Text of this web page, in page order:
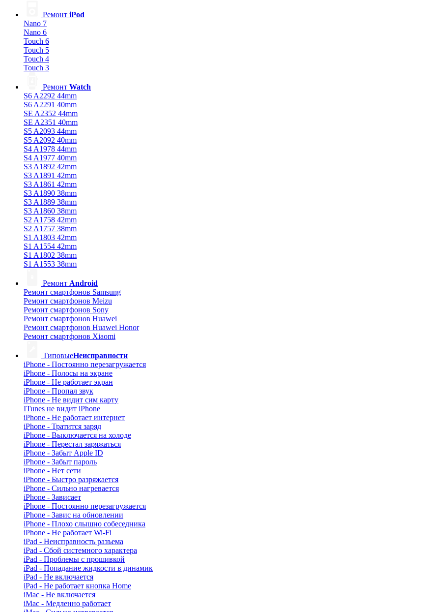
Ремонт iPod
Nano 7
Nano 6
Touch 6
Touch 5
Touch 4
Touch 3
Ремонт Watch
S6 A2292 44mm
S6 A2291 40mm
SE A2352 44mm
SE A2351 40mm
S5 A2093 44mm
S5 A2092 40mm
S4 A1978 44mm
S4 A1977 40mm
S3 A1892 42mm
S3 A1891 42mm
S3 A1861 42mm
S3 A1890 38mm
S3 A1889 38mm
S3 A1860 38mm
S2 A1758 42mm
S2 A1757 38mm
S1 A1803 42mm
S1 A1554 42mm
S1 A1802 38mm
S1 A1553 38mm
Ремонт Android
Ремонт смартфонов Samsung
Ремонт смартфонов Meizu
Ремонт смартфонов Sony
Ремонт смартфонов Huawei
Ремонт смартфонов Huawei Honor
Ремонт смартфонов Xiaomi
ТиповыеНеисправности
iPhone - Постоянно перезагружается
iPhone - Полосы на экране
iPhone - Не работает экран
iPhone - Пропал звук
iPhone - Не видит сим карту
ITunes не видит iPhone
iPhone - Не работает интернет
iPhone - Тратится заряд
iPhone - Выключается на холоде
iPhone - Перестал заряжаться
iPhone - Забыт Apple ID
iPhone - Забыт пароль
iPhone - Нет сети
iPhone - Быстро разряжается
iPhone - Сильно нагревается
iPhone - Зависает
iPhone - Постоянно перезагружается
iPhone - Завис на обновлении
iPhone - Плохо слышно собеседника
iPhone - Не работает Wi-Fi
iPad - Неисправность разъема
iPad - Сбой системного характера
iPad - Проблемы с прошивкой
iPad - Попадание жидкости в динамик
iPad - Не включается
iPad - Не работает кнопка Home
iMac - Не включается
iMac - Медленно работает